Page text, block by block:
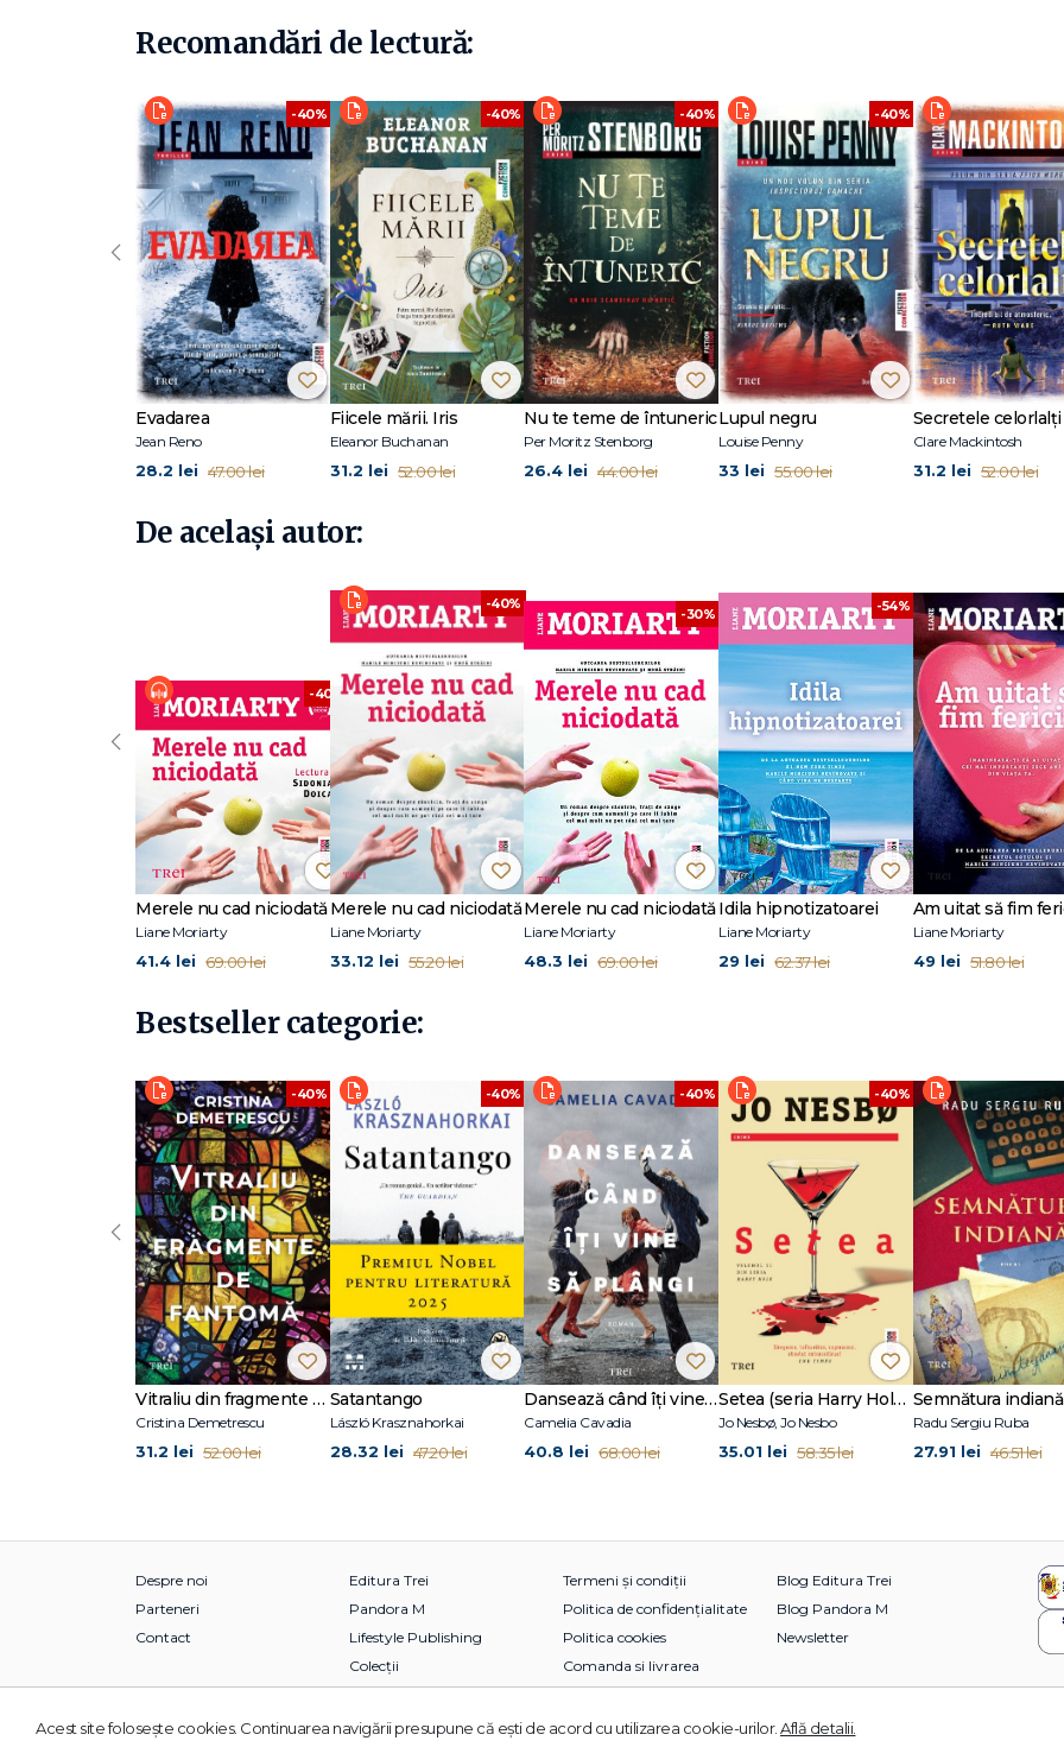
"Excepţional! Moriarty te poartă de la râs la spaimă cu un talent inegalabil." - Publishers Weekly
„Ultima aniversare este o poveste fascinantă, plină de suspans şi secrete, spusă în stilul inconfundabil al lui Moriarty." - Woman & Home
„Să citeşti romanele lui Liane Moriarty e ca şi cum ai bea un cocktail Cosmopolitan cu câteva picături de arsenic." – USA Today
Liane Moriarty (n. 1966) și-a petrecut cea mai mare parte a copilăriei citind. Nu-și mai amintește când a scris prima sa povestire, dar
minte perfect primul contract pentru o carte: tatăl ei a angajat-o să scrie un volum despre el și i-a plătit un avans de un dolar.
După terminarea studiilor, Liane a lucrat în publicitate și marketing. S-a apucat serios de scris după ce sora ei, Jaclyn Moriarty, a
că-şi va publica prima carte. Romanul său de debut, Three Wishes, scris la finalul masterului literar de la Macquarie University din
fost publicat de Pan Macmillan. De atunci, a mai scris șase romane care au ajuns bestselleruri, fiind traduse în 39 de limbi și vândute
șapte milioane de exemplare în întreaga lume.
O puteți vizita online la lianemoriarty.com.
La Editura Trei, de aceeași autoare, au apărut: Marile minciuni nevinovate (care a stat la baza unui serial de excepție produs de
Secretul soțului (vândut în peste trei milioane de exemplare la nivel mondial), Am uitat să fim fericiți şi Când vina ne desparte.
Recomandări de lectură:
-40%
Evadarea
Jean Reno
28.2 lei 47.00 lei
-40%
Fiicele mării. Iris
Eleanor Buchanan
31.2 lei 52.00 lei
-40%
Nu te teme de întuneric
Per Moritz Stenborg
26.4 lei 44.00 lei
-40%
Lupul negru
Louise Penny
33 lei 55.00 lei
Secretele celorlalți
Clare Mackintosh
31.2 lei 52.00 lei
‹
De același autor:
-40%
Merele nu cad niciodată
Liane Moriarty
41.4 lei 69.00 lei
-40%
Merele nu cad niciodată
Liane Moriarty
33.12 lei 55.20 lei
-30%
Merele nu cad niciodată
Liane Moriarty
48.3 lei 69.00 lei
-54%
Idila hipnotizatoarei
Liane Moriarty
29 lei 62.37 lei
Am uitat să fim
Liane Moriarty
49 lei 51.80 lei
‹
Bestseller categorie:
-40%
Vitraliu din fragmente de fantomă
Cristina Demetrescu
31.2 lei 52.00 lei
-40%
Satantango
László Krasznahorkai
28.32 lei 47.20 lei
-40%
Dansează când îți vine să plângi
Camelia Cavadia
40.8 lei 68.00 lei
-40%
Setea (seria Harry Hole, vol. 11)
Jo Nesbø, Jo Nesbo
35.01 lei 58.35 lei
Semnătura indiană
Radu Sergiu Ruba
27.91 lei 46.51 lei
‹
Despre noi
Parteneri
Contact
Editura Trei
Pandora M
Lifestyle Publishing
Colecții
Termeni și condiții
Politica de confidențialitate
Politica cookies
Comanda si livrarea
Blog Editura Trei
Blog Pandora M
Newsletter
© 2026 Grupul Editorial TREI. Toate drepturile rezervate.
Acest site foloseşte cookies. Continuarea navigării presupune că eşti de acord cu utilizarea cookie-urilor. Află detalii.